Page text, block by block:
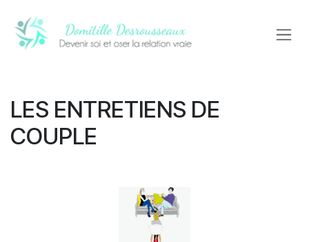
LES ENTRETIENS DE
COUPLE